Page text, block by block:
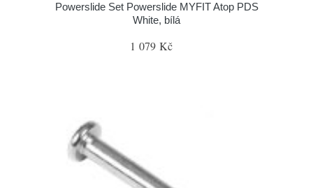
Powerslide Set Powerslide MYFIT Atop PDS
White, bílá
1 079 Kč